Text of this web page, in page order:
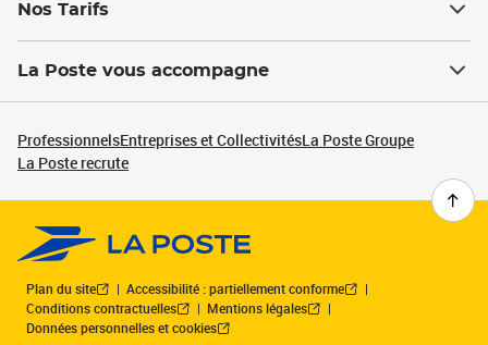
Nos Tarifs
La Poste vous accompagne
ProfessionnelsEntreprises et CollectivitésLa Poste Groupe
La Poste recrute
Plan du site
Accessibilité : partiellement conforme
Conditions contractuelles
Mentions légales
Données personnelles et cookies